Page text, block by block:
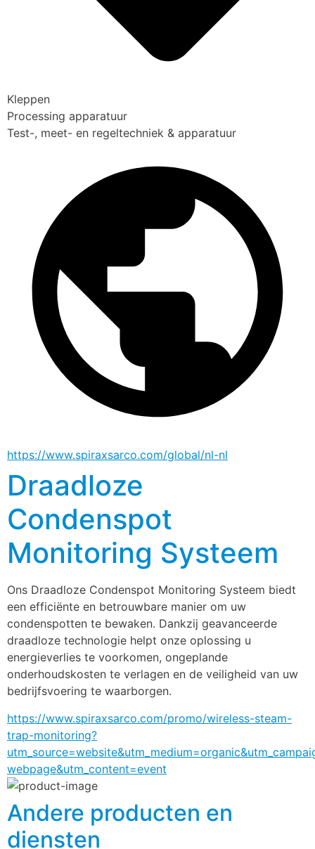
Kleppen
Processing apparatuur
Test-, meet- en regeltechniek & apparatuur
https://www.spiraxsarco.com/global/nl-nl
Draadloze
Condenspot
Monitoring Systeem
Ons Draadloze Condenspot Monitoring Systeem biedt
een efficiënte en betrouwbare manier om uw
condenspotten te bewaken. Dankzij geavanceerde
draadloze technologie helpt onze oplossing u
energieverlies te voorkomen, ongeplande
onderhoudskosten te verlagen en de veiligheid van uw
bedrijfsvoering te waarborgen.
https://www.spiraxsarco.com/promo/wireless-steam-
trap-monitoring?
webpage&utm_content=event
Andere producten en
diensten